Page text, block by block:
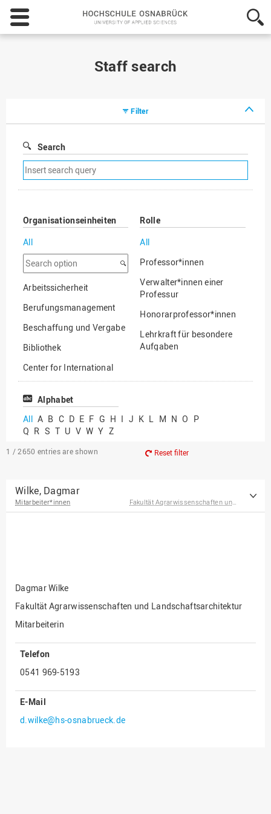
Hochschule
Osnabrück
-
Staff search
Filter
Search
Remove
search
filter
Organisationseinheiten
All
Search
option
Arbeitssicherheit
Berufungsmanagement
Beschaffung und Vergabe
Bibliothek
Center for International
Mobility
Center for International
Chancengerechtigkeit
eLearning Competence
EU-Büro
Fakultät
Agrarwissenschaften und
Fakultät Management,
Kultur und Technik
Fakultät Wirtschafts- und
Finanzen
Forschung, Kooperation,
Drittmittel
Gebäude und Technik
Gesellschaftliches
Rolle
All
Professor*innen
Verwalter*innen einer
Professur
Honorarprofessor*innen
Lehrkraft für besondere
Aufgaben
Professor*innen im
Alphabet
All A B C D E F G H I J K L M N O P
Q R S T U V W Y Z
1 / 2650 entries are shown Reset filter
Wilke, Dagmar
Mitarbeiter*innen Fakultät Agrarwissenschaften und Landschaftsarchitektur
Dagmar Wilke
Fakultät Agrarwissenschaften und Landschaftsarchitektur
Mitarbeiterin
Telefon
0541 969-5193
E-Mail
d.wilke@hs-osnabrueck.de